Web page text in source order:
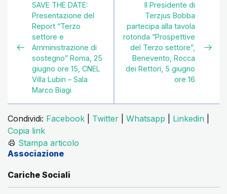
SAVE THE DATE:
Presentazione del
Report “Terzo
settore e
Amministrazione di
sostegno” Roma, 25
giugno ore 15, CNEL
Villa Lubin – Sala
Marco Biagi
Il Presidente di
Terzjus Bobba
partecipa alla tavola
rotonda “Prospettive
del Terzo settore”,
Benevento, Rocca
dei Rettori, 5 giugno
ore 16
Condividi: Facebook Twitter Whatsapp Linkedin
Copia link
Stampa articolo
Associazione
Cariche Sociali